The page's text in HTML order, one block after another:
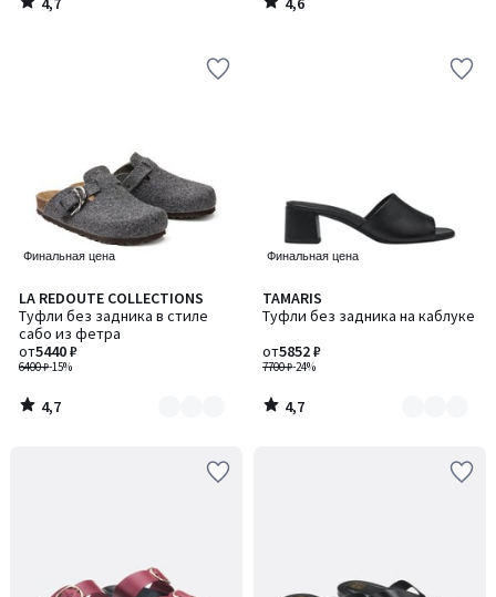
/
/
Финальная цена
LA REDOUTE COLLECTIONS
Туфли без задника в стиле
сабо из фетра
6400 ₽-15%
от5440 ₽
4,7
/ 5
Количество
цветов:
2
4,7
/
Финальная цена
TAMARIS
Туфли без задника на каблуке
7700 ₽-24%
от5852 ₽
4,7
/ 5
Количество
цветов:
4,7
/